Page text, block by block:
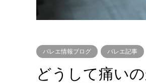
バレエ情報ブログ バレエ記事
どうして痛い